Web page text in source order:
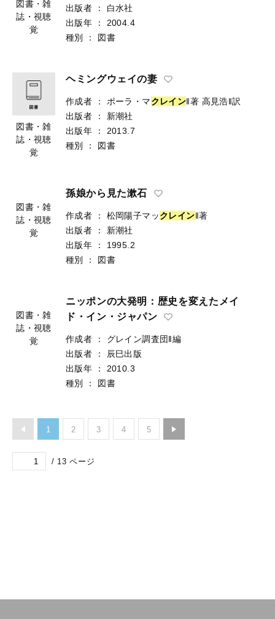
図書・雑
誌・視聴
リック‖著
河崎靖‖著
出版者
：
白水社
出版年
： 2004.4
図書・雑
誌・視聴
作成者 ： ポーラ・マ
出版者
：
新潮社
出版年
： 2013.7
作成者 ： 松岡陽子マッ
出版者
：
新潮社
出版年
： 1995.2
ニッポンの大発明：歴史を変えたメイ
ド・イン・ジャパン
作成者 ：
グレイン調査団‖編
出版者
：
辰巳出版
出版年
： 2010.3